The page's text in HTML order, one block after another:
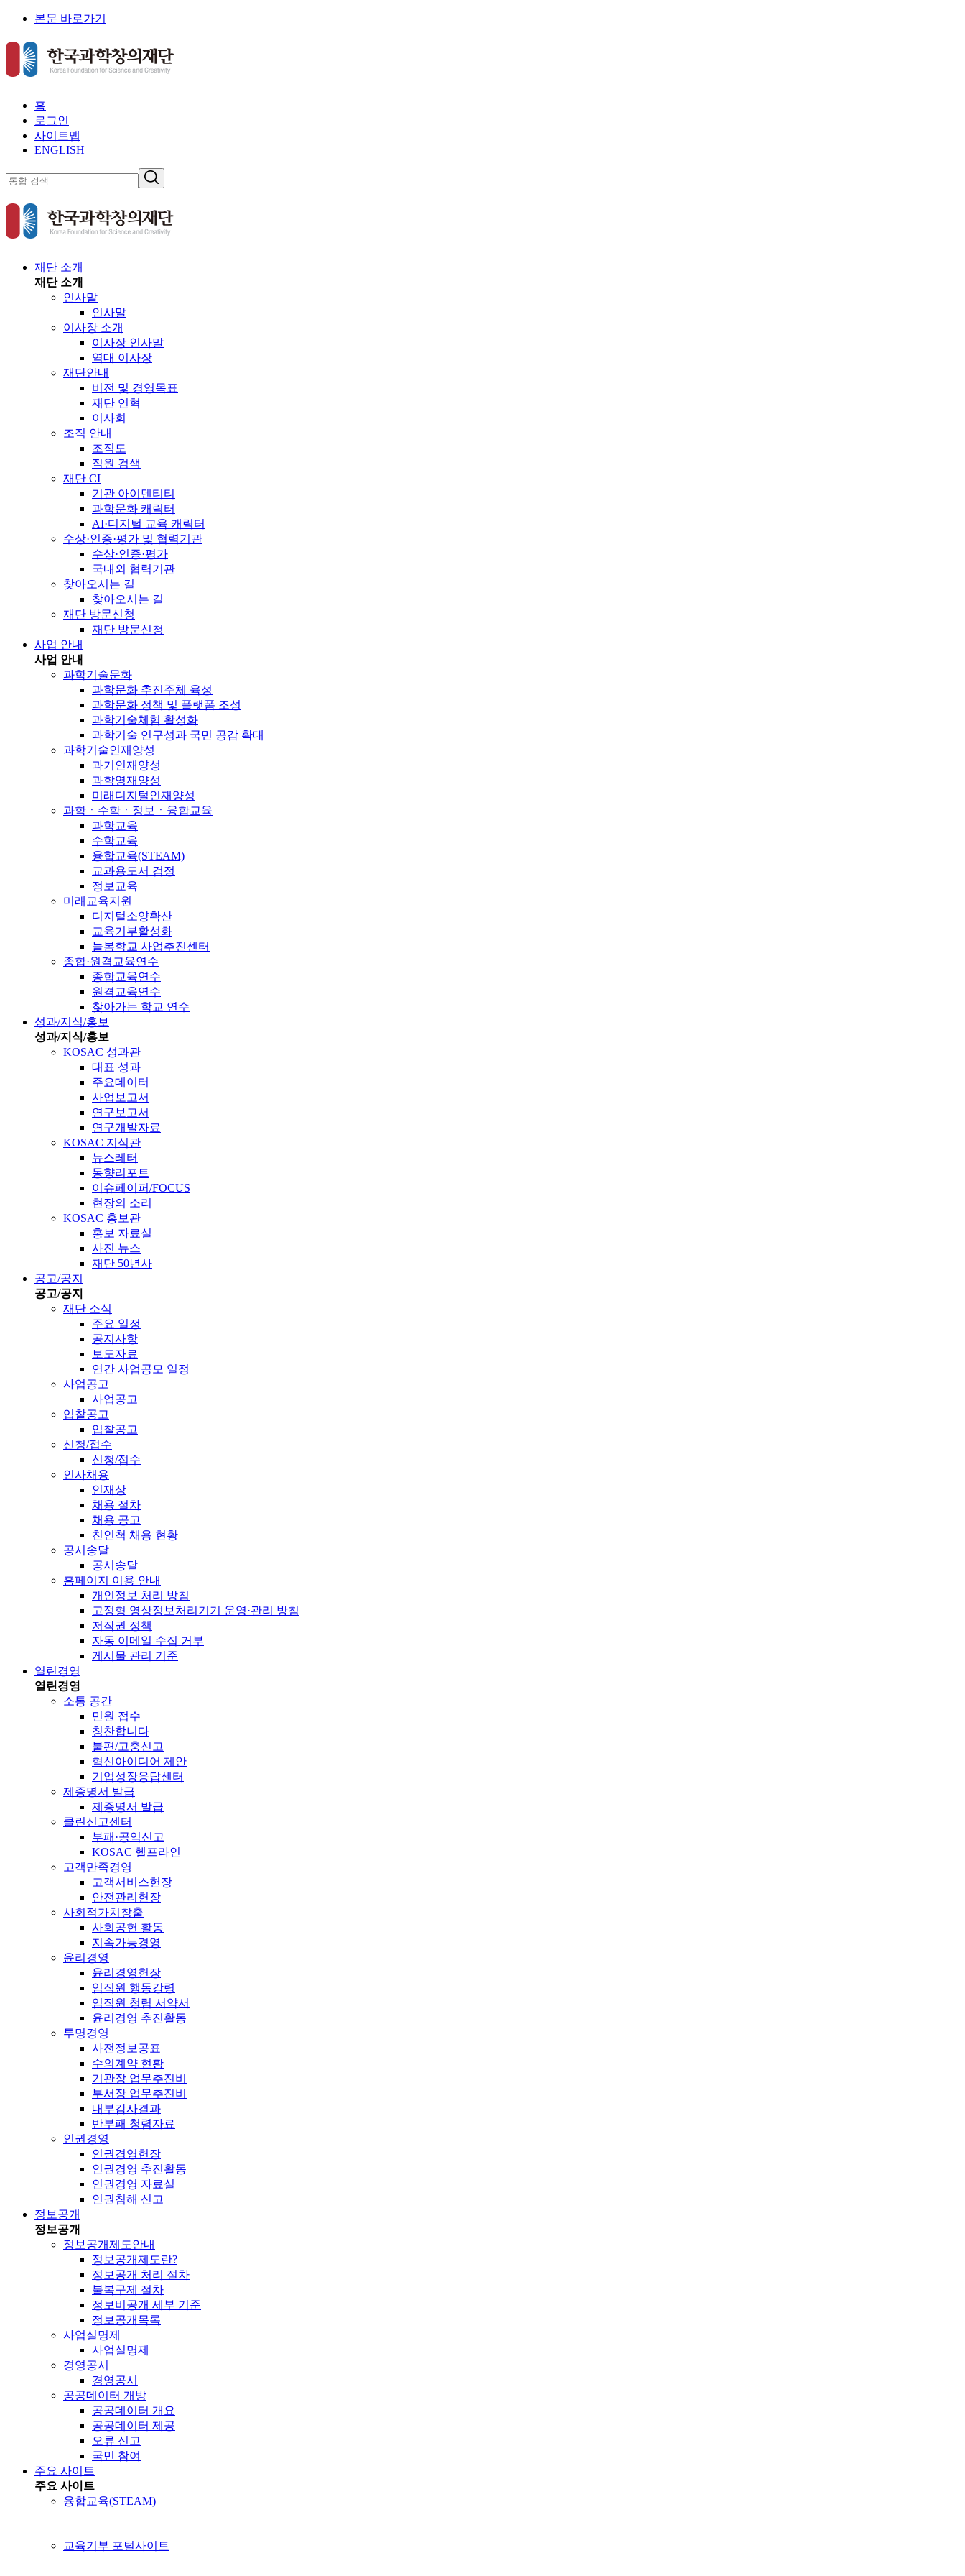
본문 바로가기
홈
로그인
사이트맵
ENGLISH
재단 소개
재단 소개
인사말
인사말
이사장 소개
이사장 인사말
역대 이사장
재단안내
비전 및 경영목표
재단 연혁
이사회
조직 안내
조직도
직원 검색
재단 CI
기관 아이덴티티
과학문화 캐릭터
AI·디지털 교육 캐릭터
수상·인증·평가 및 협력기관
수상·인증·평가
국내외 협력기관
찾아오시는 길
찾아오시는 길
재단 방문신청
재단 방문신청
사업 안내
사업 안내
과학기술문화
과학문화 추진주체 육성
과학문화 정책 및 플랫폼 조성
과학기술체험 활성화
과학기술 연구성과 국민 공감 확대
과학기술인재양성
과기인재양성
과학영재양성
미래디지털인재양성
과학ㆍ수학ㆍ정보ㆍ융합교육
과학교육
수학교육
융합교육(STEAM)
교과용도서 검정
정보교육
미래교육지원
디지털소양확산
교육기부활성화
늘봄학교 사업추진센터
종합·원격교육연수
종합교육연수
원격교육연수
찾아가는 학교 연수
성과/지식/홍보
성과/지식/홍보
KOSAC 성과관
대표 성과
주요데이터
사업보고서
연구보고서
연구개발자료
KOSAC 지식관
뉴스레터
동향리포트
이슈페이퍼/FOCUS
현장의 소리
KOSAC 홍보관
홍보 자료실
사진 뉴스
재단 50년사
공고/공지
공고/공지
재단 소식
주요 일정
공지사항
보도자료
연간 사업공모 일정
사업공고
사업공고
입찰공고
입찰공고
신청/접수
신청/접수
인사채용
인재상
채용 절차
채용 공고
친인척 채용 현황
공시송달
공시송달
홈페이지 이용 안내
개인정보 처리 방침
고정형 영상정보처리기기 운영·관리 방침
저작권 정책
자동 이메일 수집 거부
게시물 관리 기준
열린경영
열린경영
소통 공간
민원 접수
칭찬합니다
불편/고충신고
혁신아이디어 제안
기업성장응답센터
제증명서 발급
제증명서 발급
클린신고센터
부패·공익신고
KOSAC 헬프라인
고객만족경영
고객서비스헌장
안전관리헌장
사회적가치창출
사회공헌 활동
지속가능경영
윤리경영
윤리경영헌장
임직원 행동강령
임직원 청렴 서약서
윤리경영 추진활동
투명경영
사전정보공표
수의계약 현황
기관장 업무추진비
부서장 업무추진비
내부감사결과
반부패 청렴자료
인권경영
인권경영헌장
인권경영 추진활동
인권경영 자료실
인권침해 신고
정보공개
정보공개
정보공개제도안내
정보공개제도란?
정보공개 처리 절차
불복구제 절차
정보비공개 세부 기준
정보공개목록
사업실명제
사업실명제
경영공시
경영공시
공공데이터 개방
공공데이터 개요
공공데이터 제공
오류 신고
국민 참여
주요 사이트
주요 사이트
융합교육(STEAM)
교육기부 포털사이트